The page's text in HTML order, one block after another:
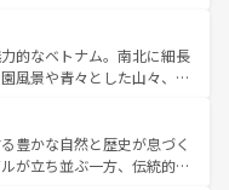
ど、バラエティ豊かな料理
の台湾情報は コンテンツ一覧を参
々の自然美を楽しむことが
、絶品のストリートフード
っている。夜には、韓国な
多彩な魅力を心ゆくまで味
。 なお、新着の韓国情報はコンテンツ一
的なベトナム。南北に細長
風景や青々とした山々、世
。ハノイの古い町並みやホ
の建物も、独特の雰囲気を
ティの豊かさとおいしさで
豊かな自然と歴史が息づく
が立ち並ぶ一方、伝統的な